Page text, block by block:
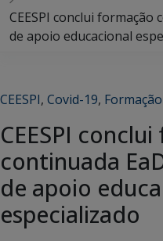
CEESPI conclui formação
de apoio educacional
CEESPI, Covid-19, Formação
CEESPI
continuada
de apoio
especializado